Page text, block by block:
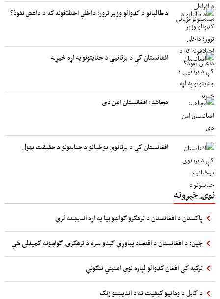
د طالبانو د کډوالو وزیر ترور؛ داخلي اختلافونه که د داعش نفوذ؟
افغانستان کې د برتانیې د جنایتونو په اړه څیړنه
مجاهد: افغانستان امن دی
افغانستان کې د برتانوي پوځیانو د جنایتونو د حقیقت پټول
نوی خبرونه
پاکستان د افغانستان د ترهګرو ګواښو بیا په اړه اندیښنه لري
چین: د افغانستان د اقتصاد پیاوړي کیدو سره د ترهګرۍ ګواښونه کمیدلی شي
ترکیه کې افغان کډوالو لپاره نوې امنیتي ننګونې
د کابل د ودانیو کیفیت ته د اندیښنو زنګ